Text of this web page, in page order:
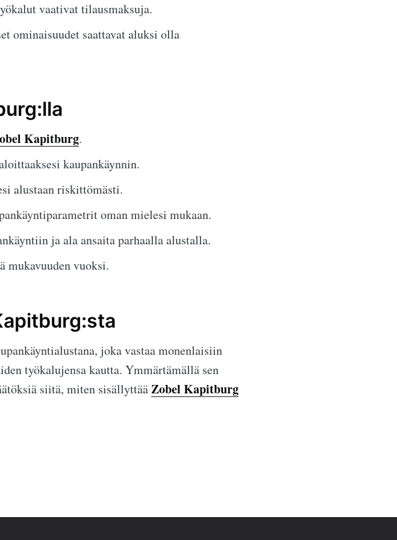
vaativat tilausmaksuja.
ominaisuudet saattavat aluksi olla
Kapitburg.
kaupankäynnin.
alustaan riskittömästi.
oman mielesi mukaan.
ja ala ansaita parhaalla alustalla.
mukavuuden vuoksi.
joka vastaa monenlaisiin
työkalujensa kautta. Ymmärtämällä sen
siitä, miten sisällyttääZobel Kapitburg